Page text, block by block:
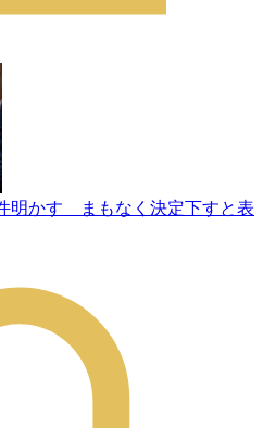
明かす まもなく決定下すと表